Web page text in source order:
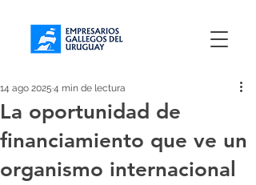
La oportunidad de
financiamiento que ve un
organismo internacional
14 ago 2025 4 min de lectura